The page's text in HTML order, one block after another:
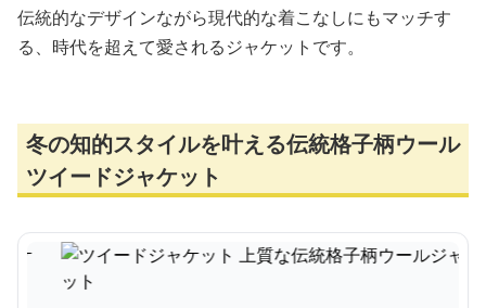
伝統的なデザインながら現代的な着こなしにもマッチす
る、時代を超えて愛されるジャケットです。
冬の知的スタイルを叶える伝統格子柄ウール
ツイードジャケット